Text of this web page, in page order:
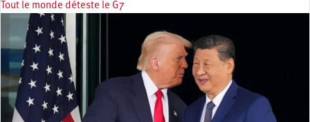
Tout le monde déteste le G7